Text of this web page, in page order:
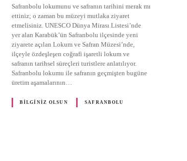
Safranbolu lokumunu ve safranın tarihini merak mı
ettiniz; o zaman bu müzeyi mutlaka ziyaret
etmelisiniz. UNESCO Dünya Mirası Listesi’nde
yer alan Karabük’ün Safranbolu ilçesinde yeni
ziyarete açılan Lokum ve Safran Müzesi’nde,
ilçeyle özdeşleşen coğrafi işaretli lokum ve
safranın tarihsel süreçleri turistlere anlatılıyor.
Safranbolu lokumu ile safranın geçmişten bugüne
üretim aşamalarının…
BILGINIZ OLSUN SAFRANBOLU